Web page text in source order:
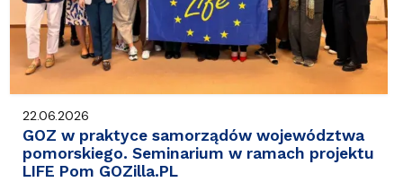
22.06.2026
GOZ w praktyce samorządów województwa
pomorskiego. Seminarium w ramach projektu
LIFE Pom GOZilla.PL